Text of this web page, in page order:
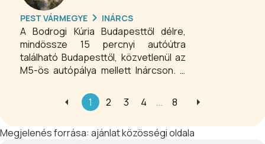
PEST VÁRMEGYE INÁRCS
A Bodrogi Kúria Budapesttől délre,
mindössze 15 percnyi autóútra
található Budapesttől, közvetlenül az
M5-ös autópálya mellett Inárcson. A
alapvetően más világ; nyugodt,
kellemes környezet várja a pihenni
1 2 3 4 ... 8
Megjelenés forrása: ajánlat közösségi oldala